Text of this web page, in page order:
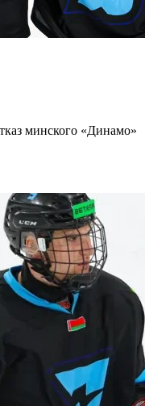
минского «Динамо»